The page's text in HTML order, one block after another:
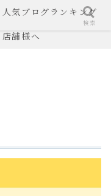
人気ブログランキング
店舗様へ
検索